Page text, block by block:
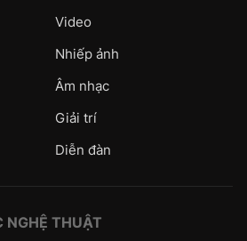
Video
Nhiếp ảnh
Âm nhạc
Giải trí
Diễn đàn
NGHỆ THUẬT